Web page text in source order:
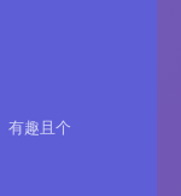
有趣且个